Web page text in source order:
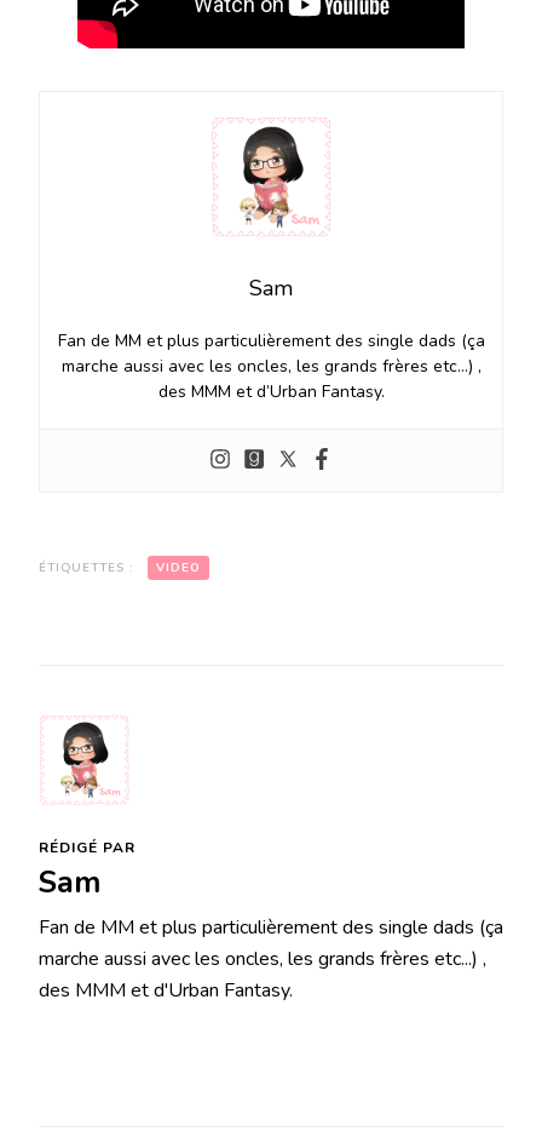
Sam
Fan de MM et plus particulièrement des single dads (ça
marche aussi avec les oncles, les grands frères etc…) ,
des MMM et d’Urban Fantasy.
ÉTIQUETTES : VIDEO
RÉDIGÉ PAR
Sam
Fan de MM et plus particulièrement des single dads (ça
marche aussi avec les oncles, les grands frères etc...) ,
des MMM et d'Urban Fantasy.